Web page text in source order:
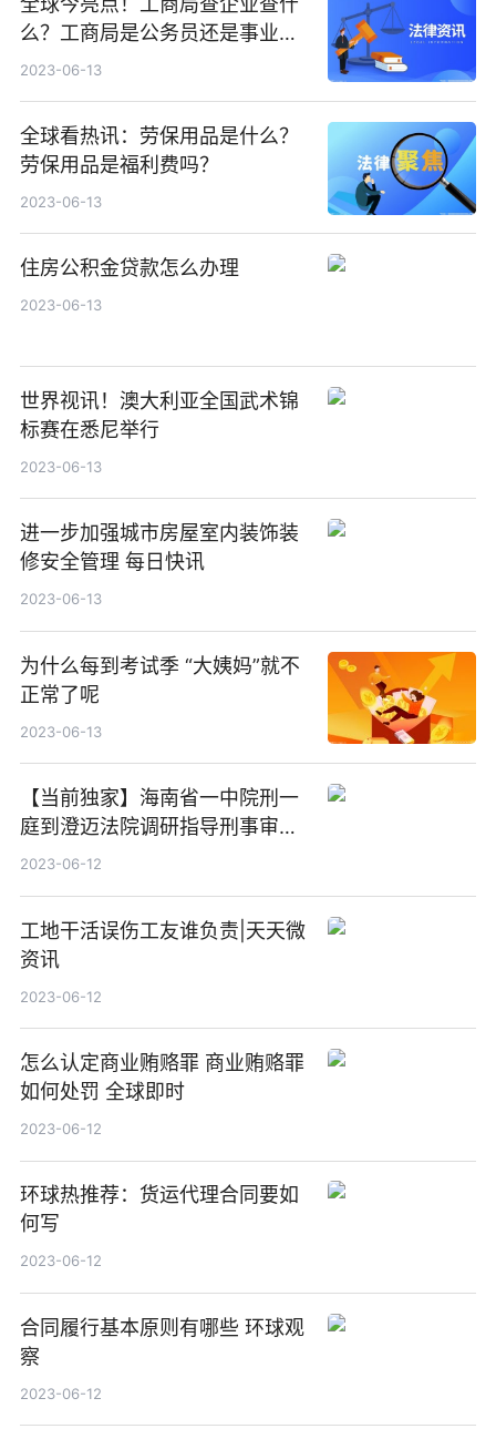
么？工商局是公务员还是事业单
位？
2023-06-13
全球看热讯：劳保用品是什么？
劳保用品是福利费吗？
2023-06-13
住房公积金贷款怎么办理
2023-06-13
世界视讯！澳大利亚全国武术锦
标赛在悉尼举行
2023-06-13
进一步加强城市房屋室内装饰装
修安全管理 每日快讯
2023-06-13
为什么每到考试季 “大姨妈”就不
正常了呢
2023-06-13
【当前独家】海南省一中院刑一
庭到澄迈法院调研指导刑事审判
工作
2023-06-12
工地干活误伤工友谁负责|天天微
资讯
2023-06-12
怎么认定商业贿赂罪 商业贿赂罪
如何处罚 全球即时
2023-06-12
环球热推荐：货运代理合同要如
何写
2023-06-12
合同履行基本原则有哪些 环球观
察
2023-06-12